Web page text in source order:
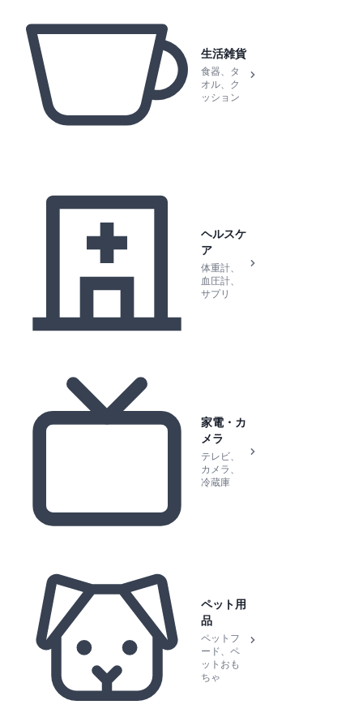
生活雑貨
食器、タ
オル、ク
ッション
ヘルスケ
ア
体重計、
血圧計、
サプリ
家電・カ
メラ
テレビ、
カメラ、
冷蔵庫
ペット用
品
ペットフ
ード、ペ
ットおも
ちゃ